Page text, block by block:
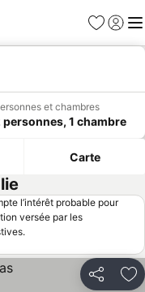
Favoris
Se
et chambres
personnes, 1 chambre
Carte
l’intérêt probable pour
versée par les
Partager